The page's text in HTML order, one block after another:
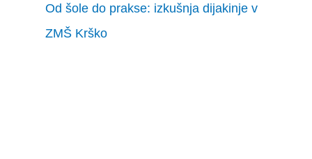
Od šole do prakse: izkušnja dijakinje v
ZMŠ Krško